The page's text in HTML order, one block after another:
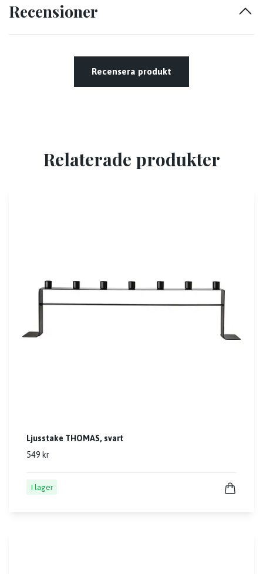
Recensioner
Recensera produkt
Relaterade produkter
Ljusstake THOMAS, svart
549 kr
I lager